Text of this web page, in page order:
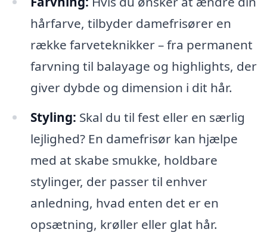
hårfarve, tilbyder damefrisører en
række farveteknikker – fra permanent
farvning til balayage og highlights, der
giver dybde og dimension i dit hår.
Styling: Skal du til fest eller en særlig
lejlighed? En damefrisør kan hjælpe
med at skabe smukke, holdbare
stylinger, der passer til enhver
anledning, hvad enten det er en
opsætning, krøller eller glat hår.